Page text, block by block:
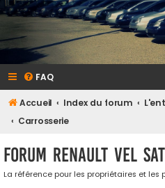
FAQ
Accueil Index du forum
Carrosserie
Forum Renault VEL
La référence pour les propriétaires et les